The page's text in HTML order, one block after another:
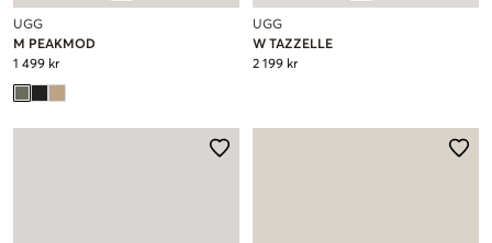
UGG
M PEAKMOD
1 499 kr
UGG
W TAZZELLE
2 199 kr